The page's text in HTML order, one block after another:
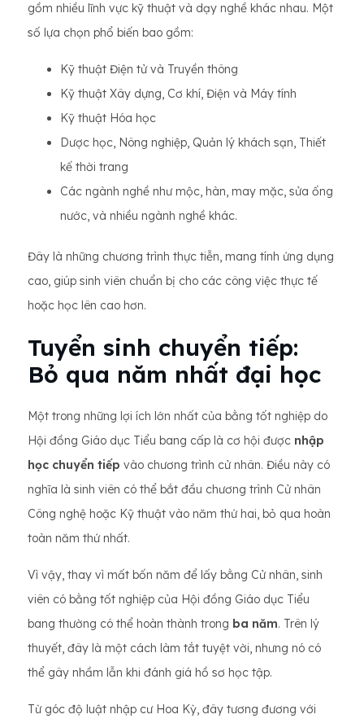
gồm nhiều lĩnh vực kỹ thuật và dạy nghề khác nhau. Một
số lựa chọn phổ biến bao gồm:
Kỹ thuật Điện tử và Truyền thông
Kỹ thuật Xây dựng, Cơ khí, Điện và Máy tính
Kỹ thuật Hóa học
Dược học, Nông nghiệp, Quản lý khách sạn, Thiết
kế thời trang
Các ngành nghề như mộc, hàn, may mặc, sửa ống
nước, và nhiều ngành nghề khác.
Đây là những chương trình thực tiễn, mang tính ứng dụng
cao, giúp sinh viên chuẩn bị cho các công việc thực tế
hoặc học lên cao hơn.
Tuyển sinh chuyển tiếp:
Bỏ qua năm nhất đại học
Một trong những lợi ích lớn nhất của bằng tốt nghiệp do
Hội đồng Giáo dục Tiểu bang cấp là cơ hội được nhập
học chuyển tiếp vào chương trình cử nhân. Điều này có
nghĩa là sinh viên có thể bắt đầu chương trình Cử nhân
Công nghệ hoặc Kỹ thuật vào năm thứ hai, bỏ qua hoàn
toàn năm thứ nhất.
Vì vậy, thay vì mất bốn năm để lấy bằng Cử nhân, sinh
viên có bằng tốt nghiệp của Hội đồng Giáo dục Tiểu
bang thường có thể hoàn thành trong ba năm. Trên lý
thuyết, đây là một cách làm tắt tuyệt vời, nhưng nó có
thể gây nhầm lẫn khi đánh giá hồ sơ học tập.
Từ góc độ luật nhập cư Hoa Kỳ, đây tương đương với